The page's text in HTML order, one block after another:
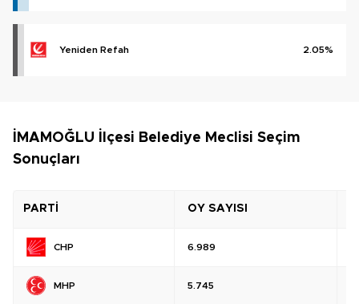
Yeniden Refah 2.05%
İMAMOĞLU İlçesi Belediye Meclisi Seçim
Sonuçları
PARTİ OY SAYISI
CHP 6.989
MHP 5.745